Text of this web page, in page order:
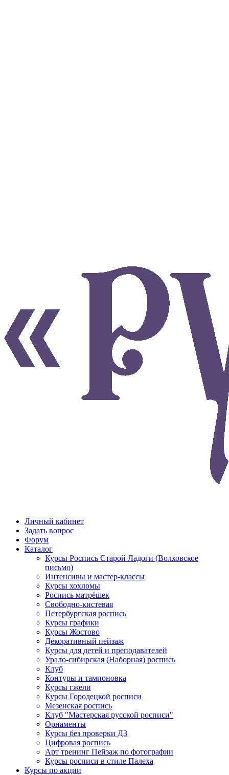
Личный кабинет
Задать вопрос
Форум
Каталог
Курсы Роспись Старой Ладоги (Волховское
письмо)
Интенсивы и мастер-классы
Курсы хохломы
Роспись матрёшек
Свободно-кистевая
Петербургская роспись
Курсы графики
Курсы Жостово
Декоративный пейзаж
Курсы для детей и преподавателей
Урало-сибирская (Наборная) роспись
Клуб
Контуры и тампоновка
Курсы гжели
Курсы Городецкой росписи
Мезенская роспись
Клуб "Мастерская русской росписи"
Орнаменты
Курсы без проверки ДЗ
Цифровая роспись
Арт тренинг Пейзаж по фотографии
Курсы росписи в стиле Палеха
Курсы по акции